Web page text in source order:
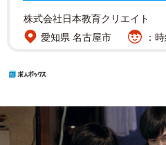
株式会社日本教育クリエイト
愛知県 名古屋市
：